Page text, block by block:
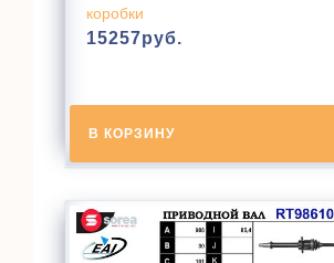
коробки
15257руб.
В КОРЗИНУ